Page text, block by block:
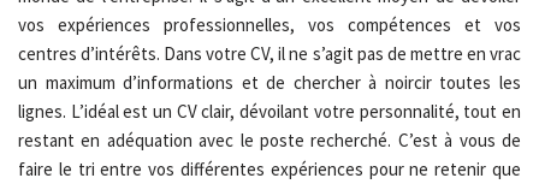
vos expériences professionnelles, vos compétences et vos
centres d’intérêts. Dans votre CV, il ne s’agit pas de mettre en vrac
un maximum d’informations et de chercher à noircir toutes les
lignes. L’idéal est un CV clair, dévoilant votre personnalité, tout en
restant en adéquation avec le poste recherché. C’est à vous de
faire le tri entre vos différentes expériences pour ne retenir que